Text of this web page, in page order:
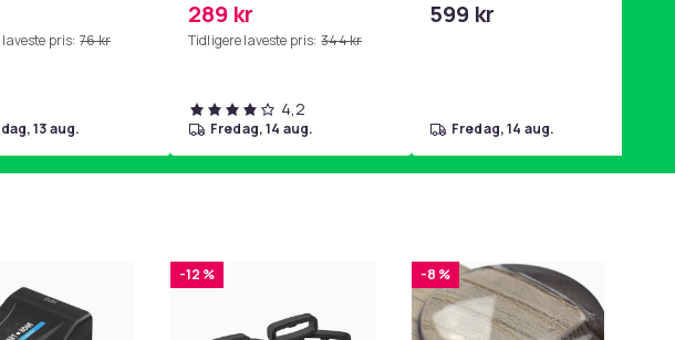
pris: 76 kr
13 aug.
289 kr
Tidligere laveste pris: 344 kr
4,2
fredag, 14 aug.
599 kr
fredag, 14 aug.
-12 % -8 %